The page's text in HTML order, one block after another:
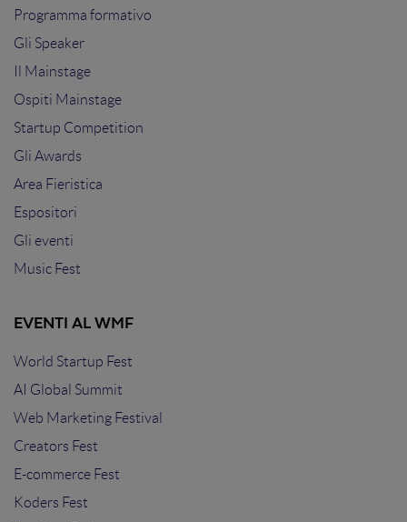
Programma formativo
Gli Speaker
Il Mainstage
Ospiti Mainstage
Startup Competition
Gli Awards
Area Fieristica
Espositori
Gli eventi
Music Fest
EVENTI AL WMF
World Startup Fest
AI Global Summit
Web Marketing Festival
Creators Fest
E-commerce Fest
Koders Fest